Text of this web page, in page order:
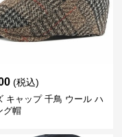
(税込)
キャップ 千鳥 ウール ハ
グ帽